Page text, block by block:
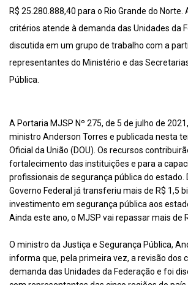
R$ 25.280.888,40 para o Rio Grande do Norte.
critérios atende à demanda das Unidades da
discutida em um grupo de trabalho com a
representantes do Ministério e das
Pública.
A Portaria MJSP Nº 275, de 5 de julho de
ministro Anderson Torres e publicada nesta
Oficial da União (DOU). Os recursos
fortalecimento das instituições e para a
profissionais de segurança pública do estado.
Governo Federal já transferiu mais de R$ 1,5
investimento em segurança pública aos
Ainda este ano, o MJSP vai repassar mais de
O ministro da Justiça e Segurança Pública,
informa que, pela primeira vez, a revisão dos
demanda das Unidades da Federação e foi